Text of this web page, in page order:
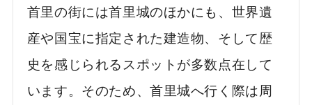
首里の街には首里城のほかにも、世界遺
産や国宝に指定された建造物、そして歴
史を感じられるスポットが多数点在して
います。そのため、首里城へ行く際は周